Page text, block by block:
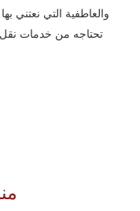
والعاطفية التي نعتني
تحتاجه من خدمات نقل